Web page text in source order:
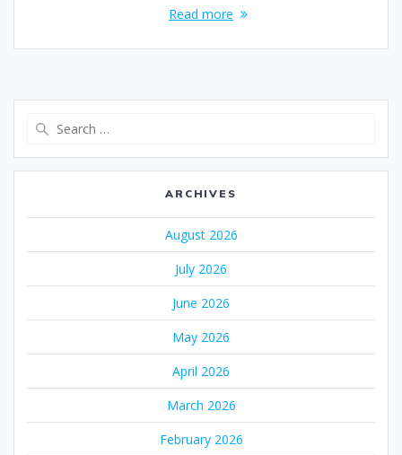
Read more
ARCHIVES
August 2026
July 2026
June 2026
May 2026
April 2026
March 2026
February 2026